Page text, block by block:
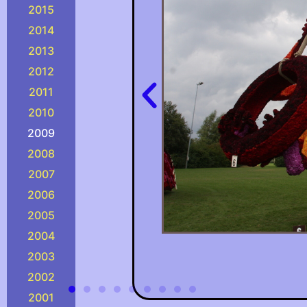
2015
2014
2013
2012
2011
2010
2009
2008
2007
2006
2005
2004
2003
2002
2001